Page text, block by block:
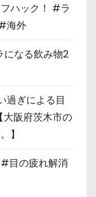
ハック！ #ラ
海外
になる飲み物2
過ぎによる目
阪府茨木市の
】
目の疲れ解消